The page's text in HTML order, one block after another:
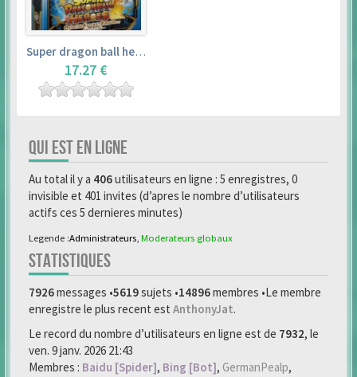
Super dragon ball heroes : official 4 pocket binder set
17.27 €
QUI EST EN LIGNE
Au total il y a 406utilisateurs en ligne : 5 enregistres, 0
invisible et 401 invites (d’apres le nombre d’utilisateurs
actifs ces 5 dernieres minutes)
Legende :Administrateurs Moderateurs globaux
STATISTIQUES
7926messages •5619sujets •14896membres •Le membre
enregistre le plus recent est AnthonyJat.
Le record du nombre d’utilisateurs en ligne est de 7932, le
ven. 9 janv. 2026 21:43
Membres : Baidu [Spider], Bing [Bot], GermanPealp,